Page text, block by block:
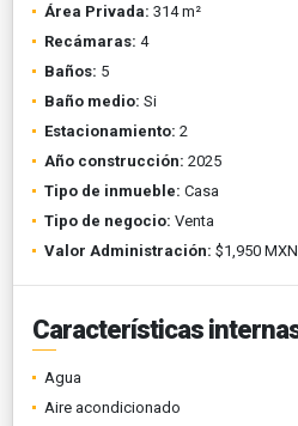
Área Privada: 314 m²
Recámaras: 4
Baños: 5
Baño medio: Si
Estacionamiento: 2
Año construcción: 2025
Tipo de inmueble: Casa
Tipo de negocio: Venta
Valor Administración: $1,950 MXN
Características
Agua
Aire acondicionado